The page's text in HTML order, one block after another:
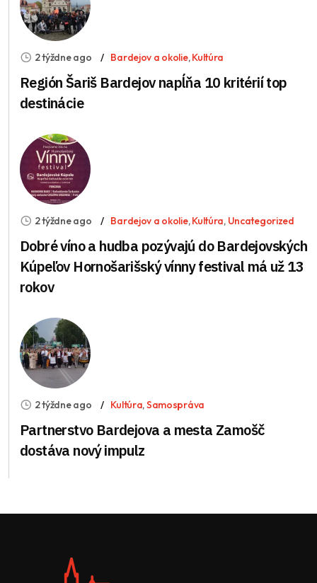
2 týždne ago Bardejov a okolie,Kultúra
Región Šariš Bardejov napĺňa 10 kritérií top
destinácie
2 týždne ago Bardejov a okolie,Kultúra, Uncategorized
Dobré víno a hudba pozývajú do Bardejovských
Kúpeľov Hornošarišský vínny festival má už 13
rokov
2 týždne ago Kultúra,Samospráva
Partnerstvo Bardejova a mesta Zamošč
dostáva nový impulz